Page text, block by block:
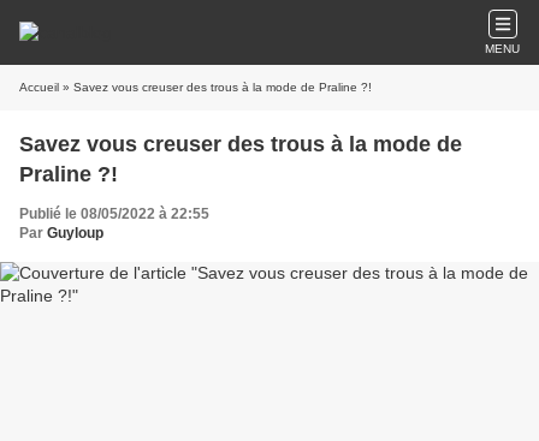
MENU
Accueil » Savez vous creuser des trous à la mode de Praline ?!
Savez vous creuser des trous à la mode de
Praline ?!
Publié le 08/05/2022 à 22:55
Par Guyloup